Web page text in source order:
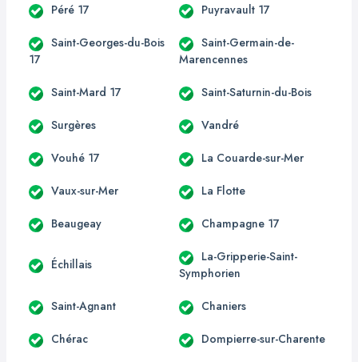
Péré 17 Puyravault 17
Saint-Georges-du-Bois
17
Saint-Germain-de-
Marencennes
Saint-Mard 17 Saint-Saturnin-du-Bois
Surgères Vandré
Vouhé 17 La Couarde-sur-Mer
Vaux-sur-Mer La Flotte
Beaugeay Champagne 17
Échillais
La-Gripperie-Saint-
Symphorien
Saint-Agnant Chaniers
Chérac Dompierre-sur-Charente